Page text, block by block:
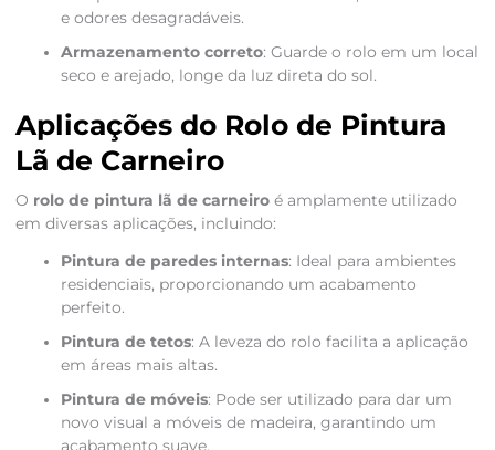
e odores desagradáveis.
Armazenamento correto: Guarde o rolo em um local
seco e arejado, longe da luz direta do sol.
Aplicações do Rolo de Pintura
Lã de Carneiro
O rolo de pintura lã de carneiroé amplamente utilizado
em diversas aplicações, incluindo:
Pintura de paredes internas: Ideal para ambientes
residenciais, proporcionando um acabamento
perfeito.
Pintura de tetos: A leveza do rolo facilita a aplicação
em áreas mais altas.
Pintura de móveis: Pode ser utilizado para dar um
novo visual a móveis de madeira, garantindo um
acabamento suave.